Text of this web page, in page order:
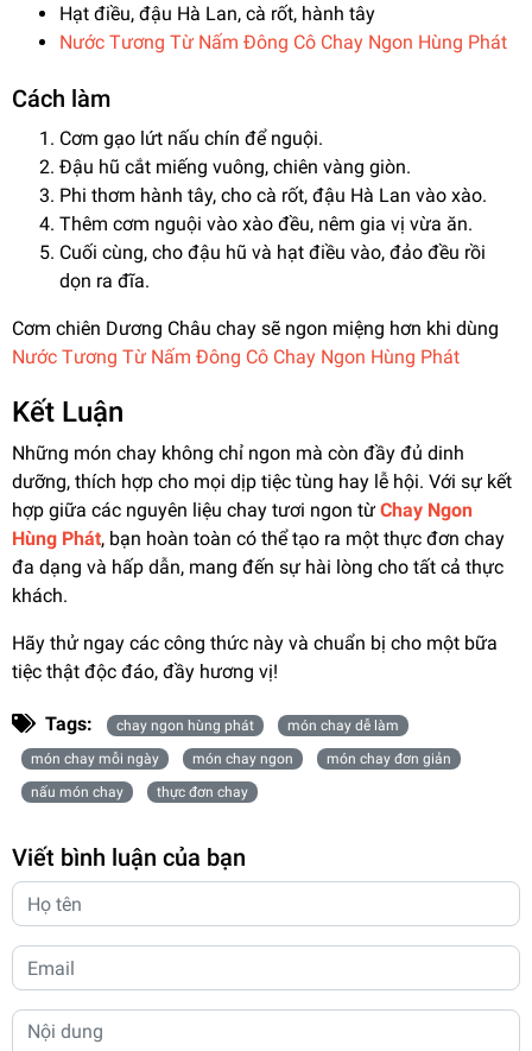
Hạt điều, đậu Hà Lan, cà rốt, hành tây
Nước Tương Từ Nấm Đông Cô Chay Ngon Hùng Phát
Cách làm
Cơm gạo lứt nấu chín để nguội.
Đậu hũ cắt miếng vuông, chiên vàng giòn.
Phi thơm hành tây, cho cà rốt, đậu Hà Lan vào xào.
Thêm cơm nguội vào xào đều, nêm gia vị vừa ăn.
Cuối cùng, cho đậu hũ và hạt điều vào, đảo đều rồi
dọn ra đĩa.
Cơm chiên Dương Châu chay sẽ ngon miệng hơn khi dùng
Nước Tương Từ Nấm Đông Cô Chay Ngon Hùng Phát
Kết Luận
Những món chay không chỉ ngon mà còn đầy đủ dinh
dưỡng, thích hợp cho mọi dịp tiệc tùng hay lễ hội. Với sự kết
hợp giữa các nguyên liệu chay tươi ngon từ Chay Ngon
Hùng Phát, bạn hoàn toàn có thể tạo ra một thực đơn chay
đa dạng và hấp dẫn, mang đến sự hài lòng cho tất cả thực
khách.
Hãy thử ngay các công thức này và chuẩn bị cho một bữa
tiệc thật độc đáo, đầy hương vị!
Tags: chay ngon hùng phát
món chay dễ làm
món chay mỗi ngày
món chay ngon
món chay đơn giản
nấu món chay
thực đơn chay
Viết bình luận của bạn